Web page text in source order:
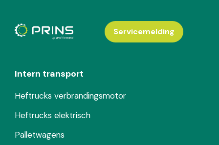
Intern transport
Heftrucks verbrandingsmotor
Heftrucks elektrisch
Palletwagens
Servicemelding